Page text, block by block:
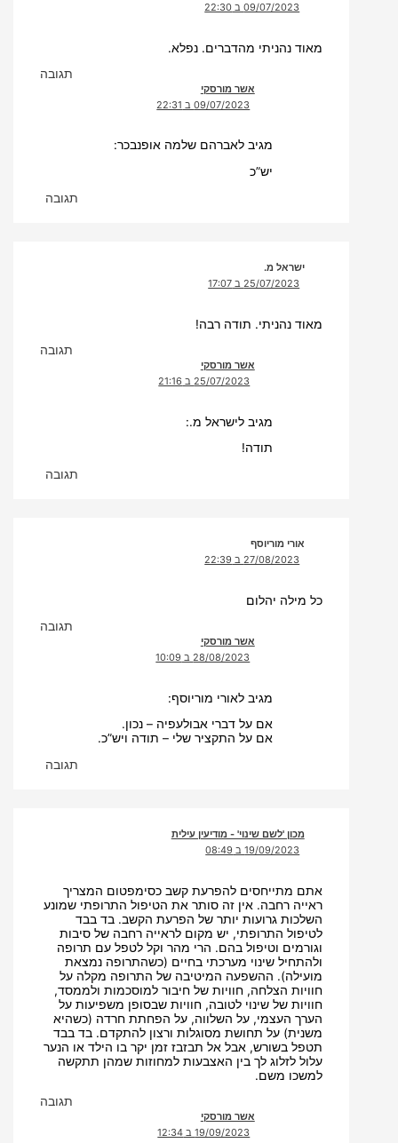
09/07/2023 ב 22:30
מאוד נהניתי מהדברים. נפלא.
תגובה
אשר מורסקי
09/07/2023 ב 22:31
מגיב לאברהם שלמה אופנבכר:
יש”כ
תגובה
ישראל מ.
25/07/2023 ב 17:07
מאוד נהניתי. תודה רבה!
תגובה
אשר מורסקי
25/07/2023 ב 21:16
מגיב לישראל מ.:
תודה!
תגובה
אורי מוריוסף
27/08/2023 ב 22:39
כל מילה יהלום
תגובה
אשר מורסקי
28/08/2023 ב 10:09
מגיב לאורי מוריוסף:
אם על דברי אבולעפיה – נכון.
אם על התקציר שלי – תודה ויש”כ.
תגובה
מכון 'לשם שינוי' - מודיעין עילית
19/09/2023 ב 08:49
אתם מתייחסים להפרעת קשב כסימפטום המצריך
ראייה רחבה. אין זה סותר את הטיפול התרופתי שמונע
השלכות גרועות יותר של הפרעת הקשב. בד בבד
לטיפול התרופתי, יש מקום לראייה רחבה של סיבות
וגורמים וטיפול בהם. הרי מהר וקל לטפל עם תרופה
ולהתחיל שינוי מערכתי בחיים (כשהתרופה נמצאת
מועילה). ההשפעה המיטיבה של התרופה מקלה על
חוויות הצלחה, חוויות של חיבור למוסכמות ולממסד,
חוויות של שינוי לטובה, חוויות שבסופן משפיעות על
הערך העצמי, על השלווה, על הפחתת חרדה (כשהיא
משנית) על תחושת מסוגלות ורצון להתקדם. בד בבד
תטפל בשורש, אבל אל תבזבז זמן יקר בו הילד או הנער
עלול לזלוג לך בין האצבעות למחוזות שמהן תתקשה
למשכו משם.
תגובה
אשר מורסקי
19/09/2023 ב 12:34